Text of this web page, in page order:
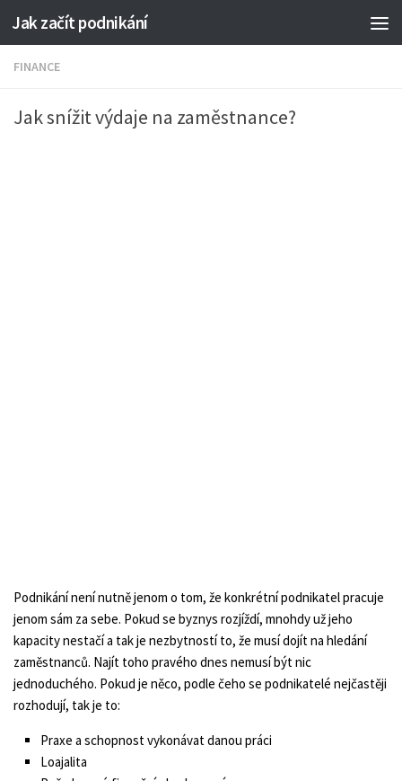
Jak začít podnikání
FINANCE
Jak snížit výdaje na zaměstnance?
Podnikání není nutně jenom o tom, že konkrétní podnikatel pracuje
jenom sám za sebe. Pokud se byznys rozjíždí, mnohdy už jeho
kapacity nestačí a tak je nezbytností to, že musí dojít na hledání
zaměstnanců. Najít toho pravého dnes nemusí být nic
jednoduchého. Pokud je něco, podle čeho se podnikatelé nejčastěji
rozhodují, tak je to:
Praxe a schopnost vykonávat danou práci
Loajalita